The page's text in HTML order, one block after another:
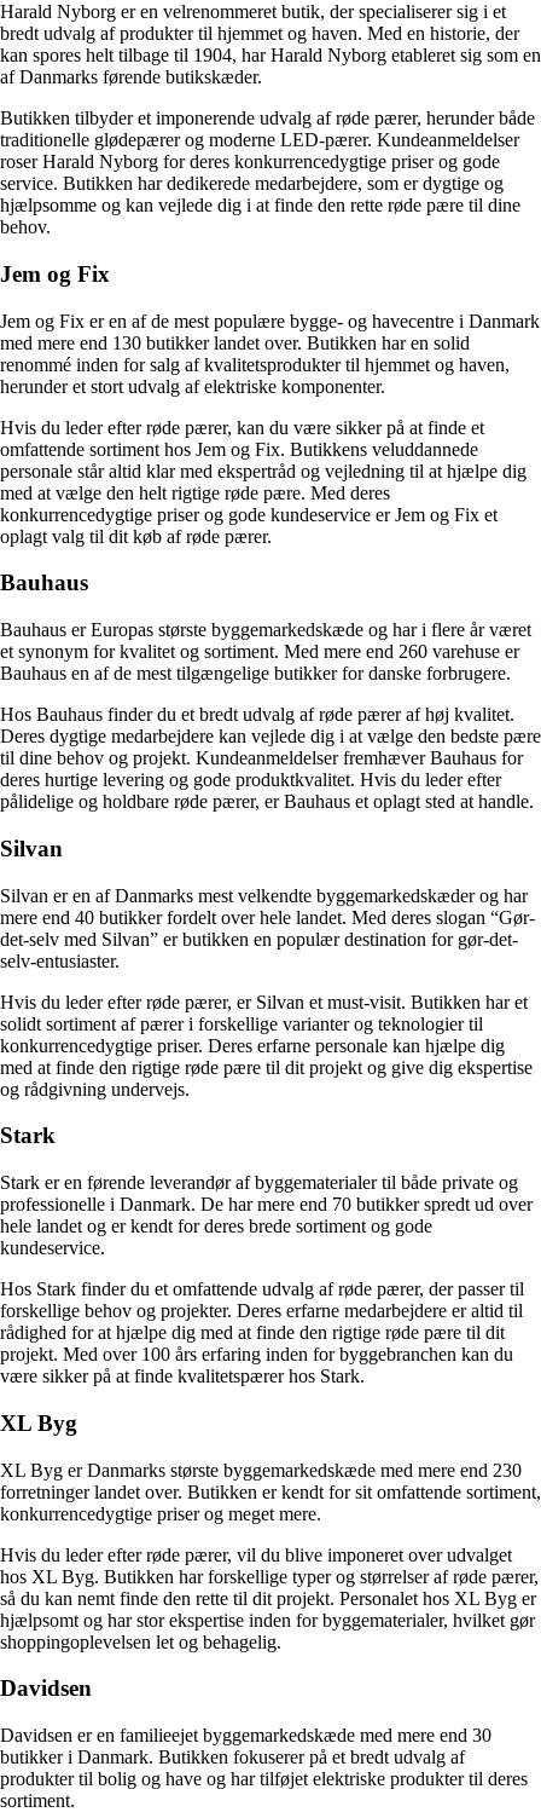
Harald Nyborg er en velrenommeret butik, der specialiserer sig i et
bredt udvalg af produkter til hjemmet og haven. Med en historie, der
kan spores helt tilbage til 1904, har Harald Nyborg etableret sig som en
af Danmarks førende butikskæder.
Butikken tilbyder et imponerende udvalg af røde pærer, herunder både
traditionelle glødepærer og moderne LED-pærer. Kundeanmeldelser
roser Harald Nyborg for deres konkurrencedygtige priser og gode
service. Butikken har dedikerede medarbejdere, som er dygtige og
hjælpsomme og kan vejlede dig i at finde den rette røde pære til dine
behov.
Jem og Fix
Jem og Fix er en af de mest populære bygge- og havecentre i Danmark
med mere end 130 butikker landet over. Butikken har en solid
renommé inden for salg af kvalitetsprodukter til hjemmet og haven,
herunder et stort udvalg af elektriske komponenter.
Hvis du leder efter røde pærer, kan du være sikker på at finde et
omfattende sortiment hos Jem og Fix. Butikkens veluddannede
personale står altid klar med ekspertråd og vejledning til at hjælpe dig
med at vælge den helt rigtige røde pære. Med deres
konkurrencedygtige priser og gode kundeservice er Jem og Fix et
oplagt valg til dit køb af røde pærer.
Bauhaus
Bauhaus er Europas største byggemarkedskæde og har i flere år været
et synonym for kvalitet og sortiment. Med mere end 260 varehuse er
Bauhaus en af de mest tilgængelige butikker for danske forbrugere.
Hos Bauhaus finder du et bredt udvalg af røde pærer af høj kvalitet.
Deres dygtige medarbejdere kan vejlede dig i at vælge den bedste pære
til dine behov og projekt. Kundeanmeldelser fremhæver Bauhaus for
deres hurtige levering og gode produktkvalitet. Hvis du leder efter
pålidelige og holdbare røde pærer, er Bauhaus et oplagt sted at handle.
Silvan
Silvan er en af Danmarks mest velkendte byggemarkedskæder og har
mere end 40 butikker fordelt over hele landet. Med deres slogan “Gør-
det-selv med Silvan” er butikken en populær destination for gør-det-
selv-entusiaster.
Hvis du leder efter røde pærer, er Silvan et must-visit. Butikken har et
solidt sortiment af pærer i forskellige varianter og teknologier til
konkurrencedygtige priser. Deres erfarne personale kan hjælpe dig
med at finde den rigtige røde pære til dit projekt og give dig ekspertise
og rådgivning undervejs.
Stark
Stark er en førende leverandør af byggematerialer til både private og
professionelle i Danmark. De har mere end 70 butikker spredt ud over
hele landet og er kendt for deres brede sortiment og gode
kundeservice.
Hos Stark finder du et omfattende udvalg af røde pærer, der passer til
forskellige behov og projekter. Deres erfarne medarbejdere er altid til
rådighed for at hjælpe dig med at finde den rigtige røde pære til dit
projekt. Med over 100 års erfaring inden for byggebranchen kan du
være sikker på at finde kvalitetspærer hos Stark.
XL Byg
XL Byg er Danmarks største byggemarkedskæde med mere end 230
forretninger landet over. Butikken er kendt for sit omfattende sortiment,
konkurrencedygtige priser og meget mere.
Hvis du leder efter røde pærer, vil du blive imponeret over udvalget
hos XL Byg. Butikken har forskellige typer og størrelser af røde pærer,
så du kan nemt finde den rette til dit projekt. Personalet hos XL Byg er
hjælpsomt og har stor ekspertise inden for byggematerialer, hvilket gør
shoppingoplevelsen let og behagelig.
Davidsen
Davidsen er en familieejet byggemarkedskæde med mere end 30
butikker i Danmark. Butikken fokuserer på et bredt udvalg af
produkter til bolig og have og har tilføjet elektriske produkter til deres
sortiment.